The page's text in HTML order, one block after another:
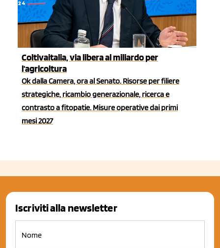
Coltivaitalia, via libera al miliardo per
l'agricoltura
Ok dalla Camera, ora al Senato. Risorse per filiere
strategiche, ricambio generazionale, ricerca e
contrasto a fitopatie. Misure operative dai primi
mesi 2027
Iscriviti alla newsletter